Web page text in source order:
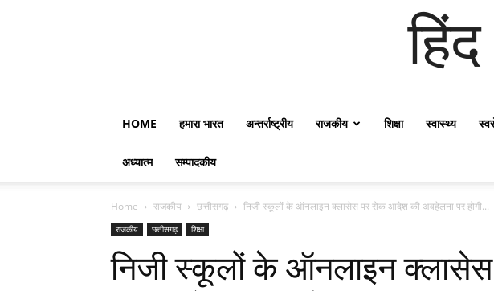
HOME हमारा भारत अन्तर्राष्ट्रीय राजकीय शिक्षा स्वास्थ्य
अध्यात्म सम्पादकीय
Home राजकीय छत्तीसगढ़ निजी स्कूलों के ऑनलाइन क्लासेस पर रोक आदेश की अवहेलना पर होगी...
राजकीय छत्तीसगढ़ शिक्षा
निजी स्कूलों के ऑनलाइन